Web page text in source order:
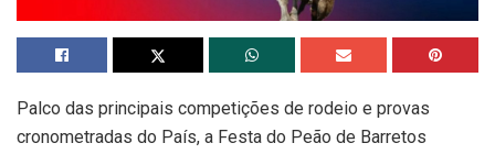
Palco das principais competições de rodeio e provas
cronometradas do País, a Festa do Peão de Barretos